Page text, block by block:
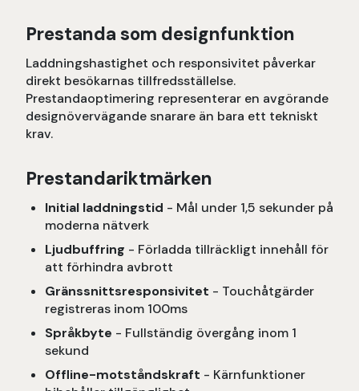
Prestanda som designfunktion
Laddningshastighet och responsivitet påverkar
direkt besökarnas tillfredsställelse.
Prestandaoptimering representerar en avgörande
designövervägande snarare än bara ett tekniskt
krav.
Prestandariktmärken
Initial laddningstid - Mål under 1,5 sekunder på
moderna nätverk
Ljudbuffring - Förladda tillräckligt innehåll för
att förhindra avbrott
Gränssnittsresponsivitet - Touchåtgärder
registreras inom 100ms
Språkbyte - Fullständig övergång inom 1
sekund
Offline-motståndskraft - Kärnfunktioner